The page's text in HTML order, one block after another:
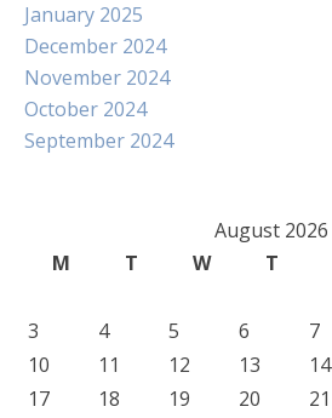
January 2025
December 2024
November 2024
October 2024
September 2024
August 2026
M
T W T
3
4 5 6 7
10
11 12 13 14
17
18 19 20 21